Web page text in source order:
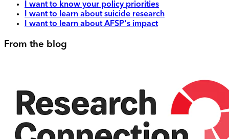
I want to know your policy priorities
I want to learn about suicide research
I want to learn about AFSP's impact
From the blog